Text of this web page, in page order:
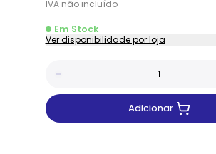
IVAnãoincluído
Em Stock
Ver disponibilidade por loja
Adicionar